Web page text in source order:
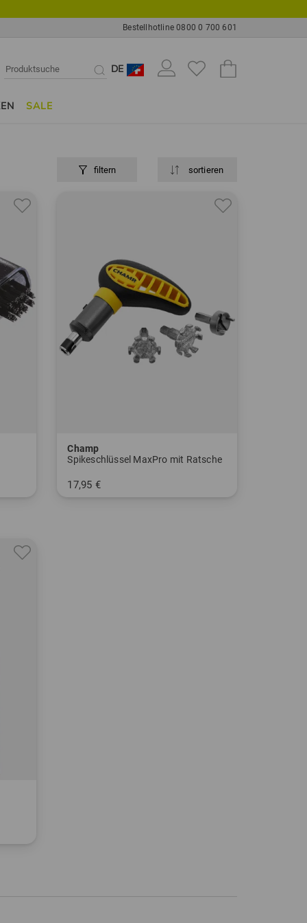
Bestellhotline 0800 0 700 601
DE
SALE
filtern sortieren
Champ
Spikeschlüssel MaxPro mit Ratsche
17,95 €